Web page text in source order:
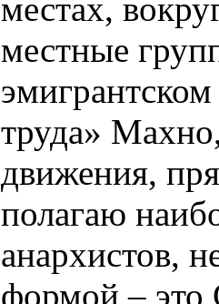
местах,
местные
труда»
движения,
полагаю
анархистов,
формой – это